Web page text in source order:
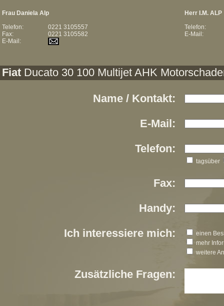
Frau Daniela Alp
Herr I.M. ALP
Telefon:
Fax:
E-Mail:
0221 3105557
0221 3105582
Telefon:
E-Mail:
Fiat Ducato 30 100 Multijet AHK
Name / Kontakt:
E-Mail:
Telefon:
tagsüber
Fax:
Handy:
Ich interessiere mich:
einen
mehr
weitere
Zusätzliche Fragen: